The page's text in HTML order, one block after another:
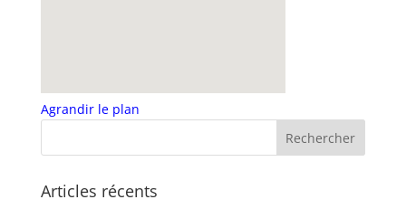
Agrandir le plan
Articles récents